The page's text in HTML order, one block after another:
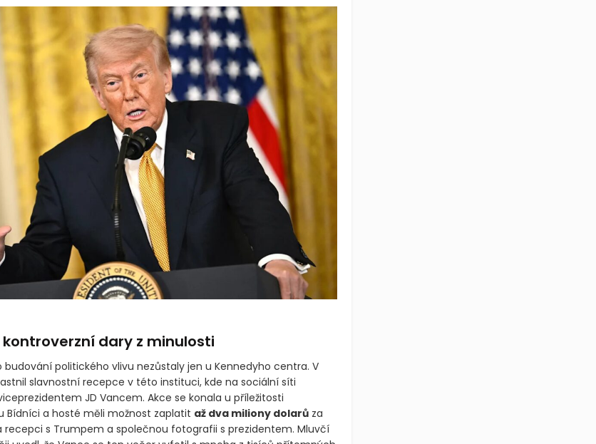
kontroverzní dary z minulosti
budování politického vlivu nezůstaly jen u Kennedyho centra. V
slavnostní recepce v této instituci, kde na sociální síti
JD Vancem. Akce se konala u příležitosti
Bídníci a hosté měli možnost zaplatit až dva miliony dolarůza
recepci s Trumpem a společnou fotografii s prezidentem. Mluvčí